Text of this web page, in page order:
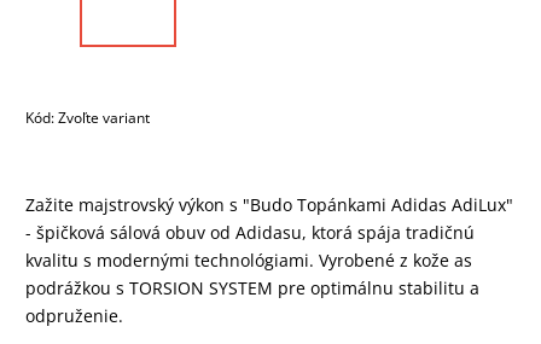
Kód:Zvoľte variant
Zažite majstrovský výkon s "Budo Topánkami Adidas AdiLux"
- špičková sálová obuv od Adidasu, ktorá spája tradičnú
kvalitu s modernými technológiami. Vyrobené z kože as
podrážkou s TORSION SYSTEM pre optimálnu stabilitu a
odpruženie.